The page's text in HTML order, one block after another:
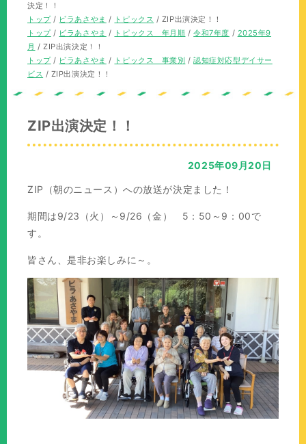
在
の
位
置：
決定！！
現
在
の
位
置：
トップ/ ビラあさやま / トピックス / ZIP出演決定！！
現
在
の
位
トップ/ ビラあさやま / トピックス 年月順 /令和7年度 / 2025年9
月 /ZIP出演決定！！
現
在
トップ/ ビラあさやま / トピックス 事業別 /認知症対応型デイサー
ビス / ZIP出演決定！！
ZIP出演決定！！
2025年09月20日
ZIP（朝のニュース）への放送が決定ました！
期間は9/23（火）～9/26（金） 5：50～9：00で
す。
皆さん、是非お楽しみに～。